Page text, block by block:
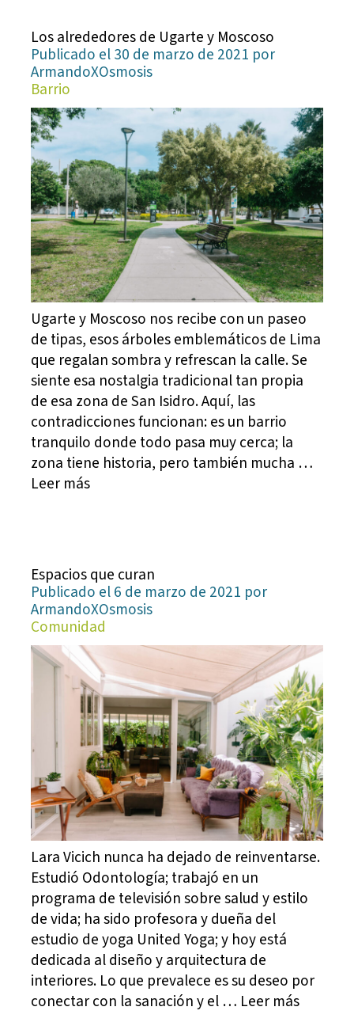
Los alrededores de Ugarte y Moscoso
Publicado el 30 de marzo de 2021 por
ArmandoXOsmosis
Barrio
Ugarte y Moscoso nos recibe con un paseo
de tipas, esos árboles emblemáticos de Lima
que regalan sombra y refrescan la calle. Se
siente esa nostalgia tradicional tan propia
de esa zona de San Isidro. Aquí, las
contradicciones funcionan: es un barrio
tranquilo donde todo pasa muy cerca; la
zona tiene historia, pero también mucha …
Leer más
Espacios que curan
Publicado el 6 de marzo de 2021 por
ArmandoXOsmosis
Comunidad
Lara Vicich nunca ha dejado de reinventarse.
Estudió Odontología; trabajó en un
programa de televisión sobre salud y estilo
de vida; ha sido profesora y dueña del
estudio de yoga United Yoga; y hoy está
dedicada al diseño y arquitectura de
interiores. Lo que prevalece es su deseo por
conectar con la sanación y el … Leer más